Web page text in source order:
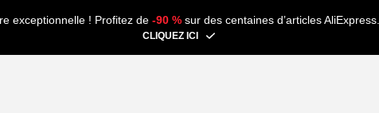
exceptionnelle ! Profitez de -90 %sur des centaines d’articles AliExpress.
CLIQUEZ ICI